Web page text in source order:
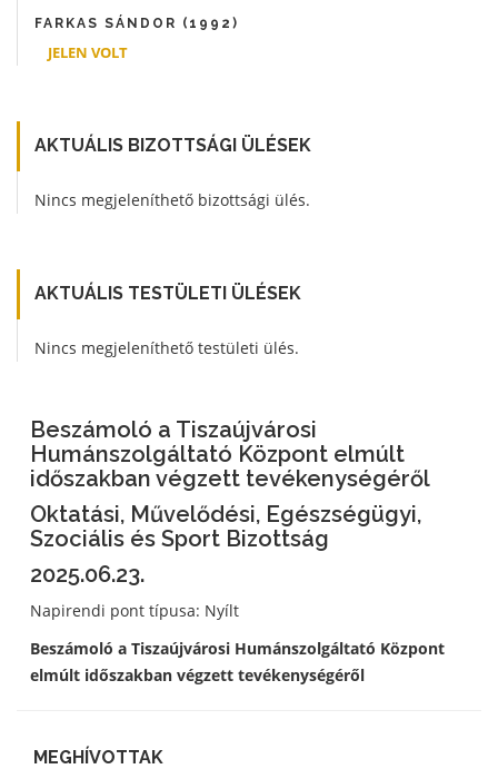
FARKAS SÁNDOR (1992)
JELEN VOLT
AKTUÁLIS BIZOTTSÁGI ÜLÉSEK
Nincs megjeleníthető bizottsági ülés.
AKTUÁLIS TESTÜLETI ÜLÉSEK
Nincs megjeleníthető testületi ülés.
Beszámoló a Tiszaújvárosi
Humánszolgáltató Központ elmúlt
időszakban végzett tevékenységéről
Oktatási, Művelődési, Egészségügyi,
Szociális és Sport Bizottság
2025.06.23.
Napirendi pont típusa: Nyílt
Beszámoló a Tiszaújvárosi Humánszolgáltató Központ
elmúlt időszakban végzett tevékenységéről
MEGHÍVOTTAK